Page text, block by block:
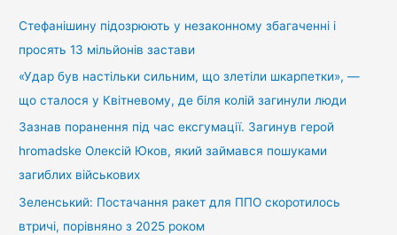
:Стефанішину підозрюють у незаконному збагаченні і
просять 13 мільйонів застави
«Удар був настільки сильним, що злетіли шкарпетки», —
що сталося у Квітневому, де біля колій загинули люди
Зазнав поранення під час ексгумації. Загинув герой
hromadske Олексій Юков, який займався пошуками
загиблих військових
Зеленський: Постачання ракет для ППО скоротилось
втричі, порівняно з 2025 роком